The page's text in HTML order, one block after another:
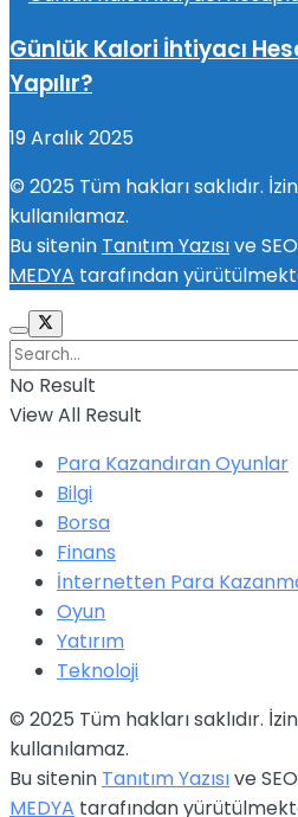
Günlük Kalori İhtiyacı
Yapılır?
19 Aralık 2025
© 2025 Tüm hakları saklıdır.
kullanılamaz.
Bu sitenin Tanıtım Yazısıve
MEDYA tarafından
No Result
View All Result
Para Kazandıran Oyunlar
Bilgi
Borsa
Finans
İnternetten Para
Oyun
Yatırım
Teknoloji
© 2025 Tüm hakları saklıdır.
kullanılamaz.
Bu sitenin Tanıtım Yazısıve
MEDYA tarafından